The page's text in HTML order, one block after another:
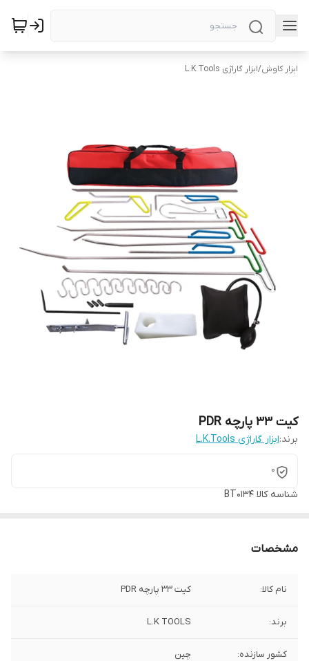
ابزار کاوش/ابزار گاراژی L.K.Tools
کیت 33 پارچه PDR
برند:ابزار گاراژی L.K.Tools
0
شناسه کالا BT0134
مشخصات
نام کالا: کیت 33 پارچه PDR
برند: L.K TOOLS
کشور سازنده: چین